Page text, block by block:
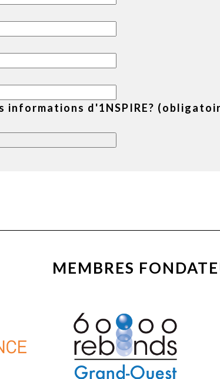
informations d'1NSPIRE?
MEMBRES